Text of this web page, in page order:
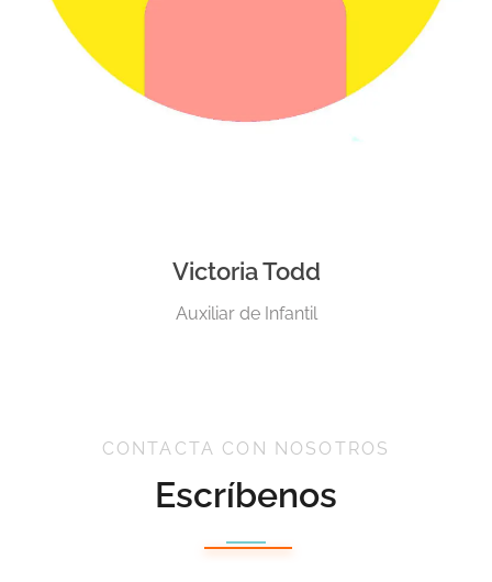
Victoria Todd
Auxiliar de Infantil
CONTACTA CON NOSOTROS
Escríbenos